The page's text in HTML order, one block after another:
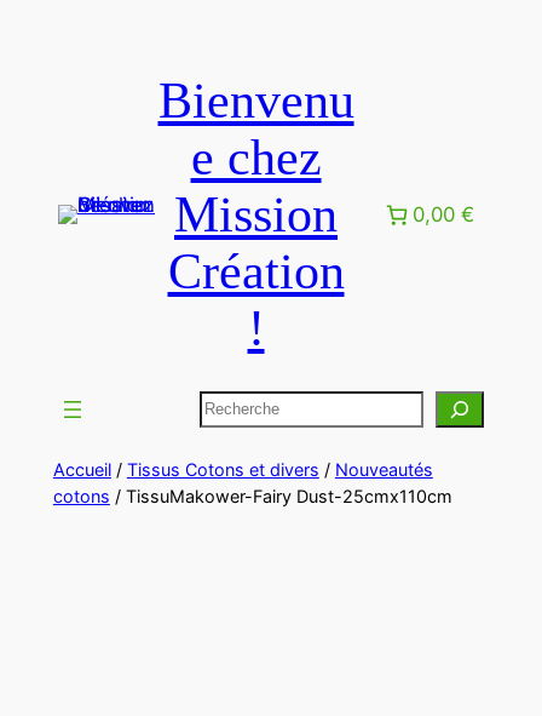
Bienvenu
e chez
Mission
Création
!
0,00 €
Accueil/ Tissus Cotons et divers / Nouveautés
cotons / TissuMakower-Fairy Dust-25cmx110cm